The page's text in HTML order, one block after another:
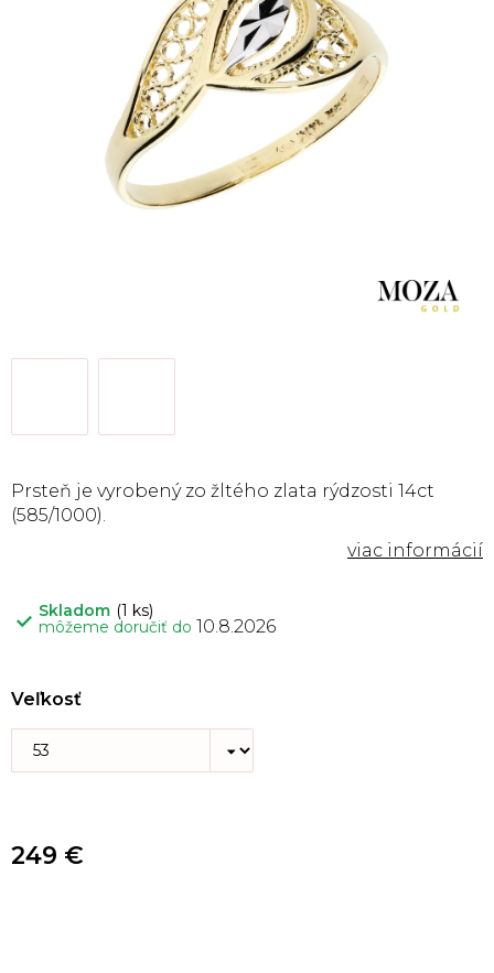
Skladom (1 ks)
môžeme doručiť do 10.8.2026
Veľkosť
Prsteň je vyrobený zo žltého zlata rýdzosti 14ct
(585/1000).
249 €